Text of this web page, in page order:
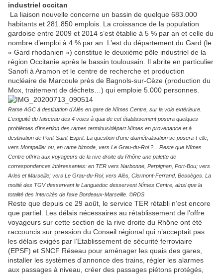
industriel occitan
La liaison nouvelle concerne un bassin de quelque 683.000
habitants et 281.850 emplois. La croissance de la population
gardoise entre 2009 et 2014 s’est établie à 5 % par an et celle du
nombre d’emploi à 4 % par an. L’est du département du Gard (le
« Gard rhodanien ») constitue le deuxième pôle industriel de la
région Occitanie après le bassin toulousain. Il abrite en particulier
Sanofi à Aramon et le centre de recherche et production
nucléaire de Marcoule près de Bagnols-sur-Cèze (production du
Mox, traitement de déchets…) qui emploie 5.000 personnes.
Rame AGC à destination d'Alès en gare de Nîmes Centre, sur la voie extérieure.
L'exiguité du faisceau des 4 voies à quai de cet établissement posera quelques
problèmes d'insertion des rames terminus/départ Nîmes en provenance et à
destination de Pont-Saint-Esprit. La question d'une diamétralisation se posera-t-elle,
vers Montpellier ou, en rame bimode, vers Le Grau-du-Roi ?... Reste que Nîmes
Centre offrira aux voyageurs de la rive droite du Rhône une palette de
correspondances intéressantes: en TER vers Narbonne, Perpignan, Port-Bou; vers
Arles et Marseille; vers Le Grau-du-Roi; vers Alès, Clermont-Ferrand, Bessèges. La
moitié des TGV desservant le Languedoc desservent Nîmes Centre, ainsi que la
totalité des Intercités de l'axe Bordeaux-Marseille. ©RDS
Reste que depuis ce 29 août, le service TER rétabli n’est encore
que partiel. Les délais nécessaires au rétablissement de l’offre
voyageurs sur cette section de la rive droite du Rhône ont été
raccourcis sur pression du Conseil régional qui n’acceptait pas
les délais exigés par l’Etablissement de sécurité ferroviaire
(EPSF) et SNCF Réseau pour aménager les quais des gares,
installer les systèmes d’annonce des trains, régler les alarmes
aux passages à niveau, créer des passages piétons protégés,